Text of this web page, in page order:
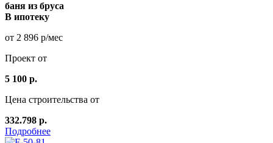
баня из бруса
В ипотеку
от 2 896 р/мес
Проект от
5 100 р.
Цена строительства от
332.798 р.
Подробнее